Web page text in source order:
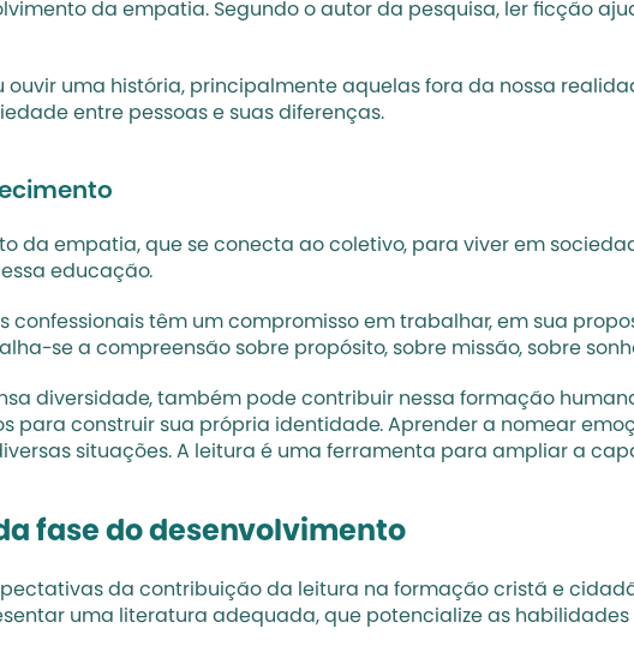
da empatia. Segundo o autor da pesquisa, ler ficção
ouvir uma história, principalmente aquelas fora da nossa
entre pessoas e suas diferenças.
da empatia, que se conecta ao coletivo, para viver em
educação.
confessionais têm um compromisso em trabalhar, em sua
se a compreensão sobre propósito, sobre missão, sobre
diversidade, também pode contribuir nessa formação
para construir sua própria identidade. Aprender a nomear
situações. A leitura é uma ferramenta para ampliar a
fase do desenvolvimento
da contribuição da leitura na formação cristã e
uma literatura adequada, que potencialize as